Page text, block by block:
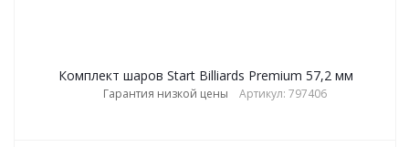
Комплект шаров Start Billiards Premium 57,2 мм
Гарантия низкой цены Артикул: 797406